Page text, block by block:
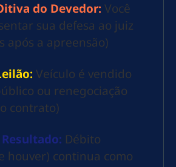
do Devedor:Você
sua defesa ao juiz
após a apreensão)
Veículo é vendido
ou renegociação
contrato)
Resultado: Débito
houver) continua como